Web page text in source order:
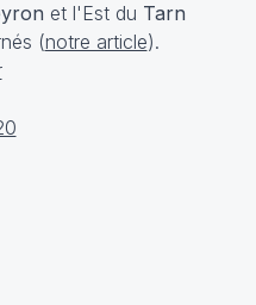
et l'Est du Tarn
(notre article).